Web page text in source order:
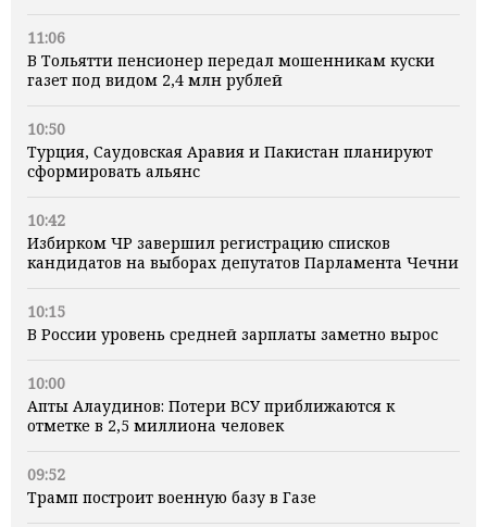
11:06
В Тольятти пенсионер передал мошенникам куски
газет под видом 2,4 млн рублей
10:50
Турция, Саудовская Аравия и Пакистан планируют
сформировать альянс
10:42
Избирком ЧР завершил регистрацию списков
кандидатов на выборах депутатов Парламента Чечни
10:15
В России уровень средней зарплаты заметно вырос
10:00
Апты Алаудинов: Потери ВСУ приближаются к
отметке в 2,5 миллиона человек
09:52
Трамп построит военную базу в Газе